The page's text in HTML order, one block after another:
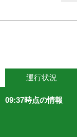
運行状況
09:37時点の情報